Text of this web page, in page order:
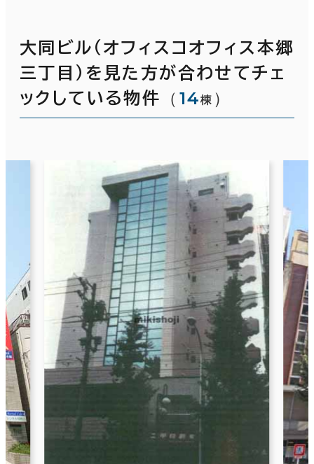
大同ビル（オフィスコオフィス本郷
三丁目）を見た方が合わせてチェ
ックしている物件
（ 14棟 ）